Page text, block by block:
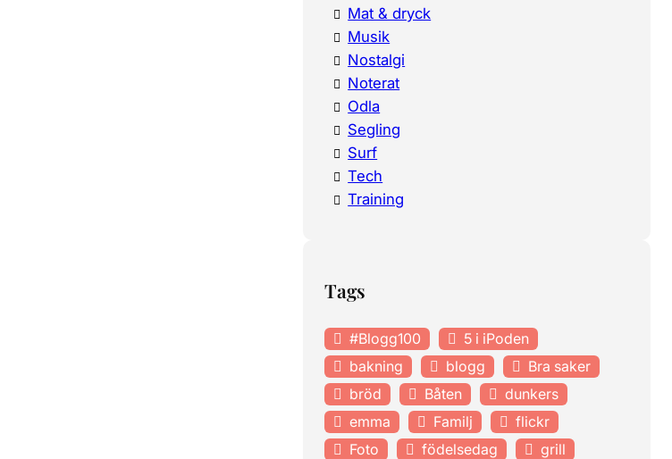
Mat & dryck
Musik
Nostalgi
Noterat
Odla
Segling
Surf
Tech
Training
Tags
#Blogg100
5 i iPoden
bakning
blogg
Bra saker
bröd
Båten
dunkers
emma
Familj
flickr
Foto
födelsedag
grill